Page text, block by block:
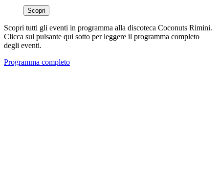
Scopri
Scopri tutti gli eventi in programma alla discoteca Coconuts Rimini.
Clicca sul pulsante qui sotto per leggere il programma completo
degli eventi.
Programma completo